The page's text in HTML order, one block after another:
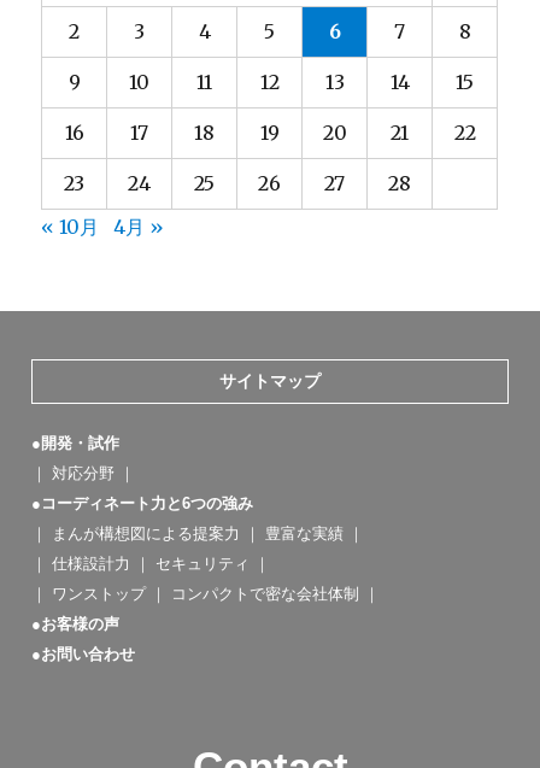
2 3 4 5 6 7 8
9 10 11 12 13 14 15
16 17 18 19 20 21 22
23 24 25 26 27
28
« 10月
4月 »
サイトマップ
●開発・試作
｜対応分野 ｜
●コーディネート力と6つの強み
｜
まんが構想図による提案力 ｜ 豊富な実績 ｜
｜仕様設計力 ｜ セキュリティ
｜
｜ ワンストップ｜ コンパクトで密な会社体制
｜
●お客様の声
●お問い合わせ